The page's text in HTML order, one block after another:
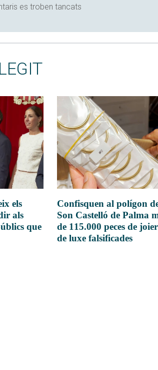
es troben tancats
els
als
que
Confisquen al polígon
Son Castelló de Palma
de 115.000 peces de
de luxe falsificades